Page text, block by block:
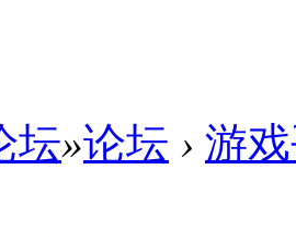
坛»论坛 › 游